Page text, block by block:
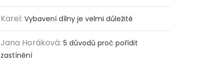
Karel: Vybavení dílny je velmi důležité
Jana Horáková: 5 důvodů proč pořídit
zastínění